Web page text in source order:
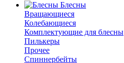
Блесны
Вращающиеся
Колебающиеся
Комплектующие для блесны
Пилькеры
Прочее
Спиннербейты